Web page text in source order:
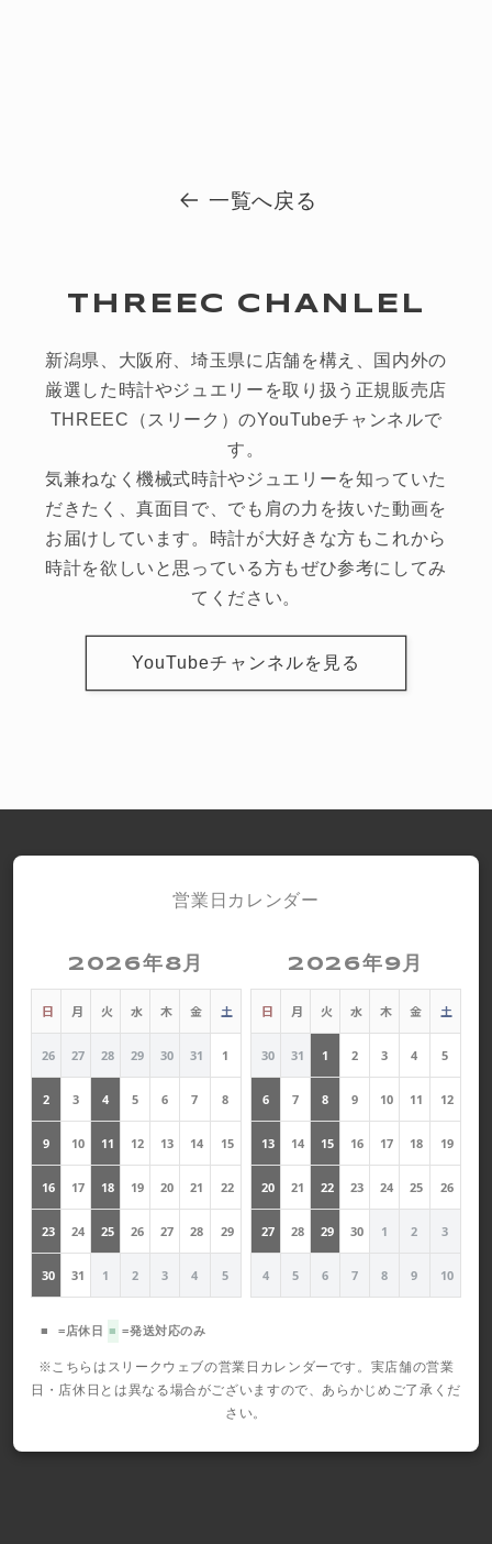
一覧へ戻る
THREEC CHANLEL
新潟県、大阪府、埼玉県に店舗を構え、国内外の
厳選した時計やジュエリーを取り扱う正規販売店
THREEC（スリーク）のYouTubeチャンネルで
す。
気兼ねなく機械式時計やジュエリーを知っていた
だきたく、真面目で、でも肩の力を抜いた動画を
お届けしています。時計が大好きな方もこれから
時計を欲しいと思っている方もぜひ参考にしてみ
てください。
YouTubeチャンネルを見る
営業日カレンダー
2026年8月
日 月 火 水 木 金 土
26 27 28 29 30 31 1
2 3 4 5 6 7 8
9 10 11 12 13 14 15
16 17 18 19 20 21 22
23 24 25 26 27 28 29
30 31 1 2 3 4 5
2026年9月
日 月 火 水 木 金 土
30 31 1 2 3 4 5
6 7 8 9 10 11 12
13 14 15 16 17 18 19
20 21 22 23 24 25 26
27 28 29 30 1 2 3
4 5 6 7 8 9 10
■ =店休日 ■ =発送対応のみ
※こちらはスリークウェブの営業日カレンダーです。実店舗の営業
日・店休日とは異なる場合がございますので、あらかじめご了承くだ
さい。